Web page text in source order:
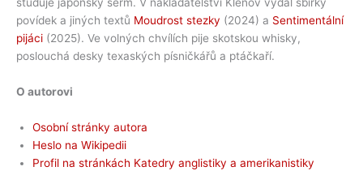
studuje japonský šerm. V nakladatelství Klenov vydal sbírky
povídek a jiných textů Moudrost stezky (2024) a Sentimentální
pijáci (2025). Ve volných chvílích pije skotskou whisky,
poslouchá desky texaských písničkářů a ptáčkaří.
O autorovi
Osobní stránky autora
Heslo na Wikipedii
Profil na stránkách Katedry anglistiky a amerikanistiky